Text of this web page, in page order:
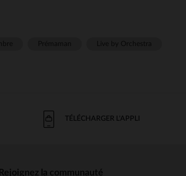
TÉLÉCHARGER L'APPLI
Rejoignez la communauté